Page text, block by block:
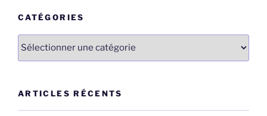
CATÉGORIES
Catégories
ARTICLES RÉCENTS